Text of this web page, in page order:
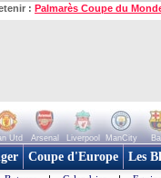
: Palmarès Coupe du
Utd Arsenal Liverpool ManCity
Coupe d'Europe Les